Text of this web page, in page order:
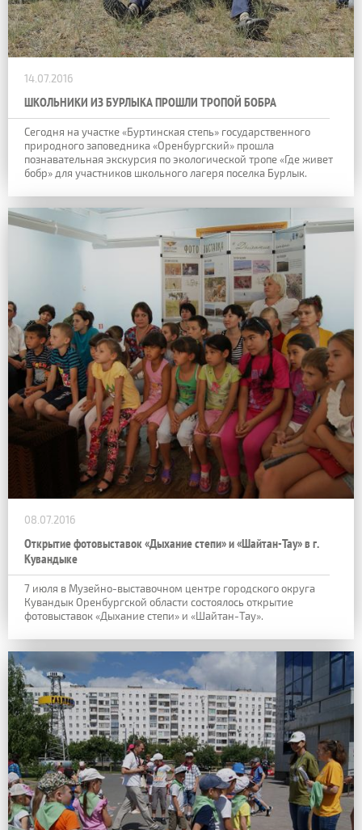
14.07.2016
ШКОЛЬНИКИ ИЗ БУРЛЫКА ПРОШЛИ ТРОПОЙ БОБРА
Сегодня на участке «Буртинская степь» государственного
природного заповедника «Оренбургский» прошла
познавательная экскурсия по экологической тропе «Где живет
бобр» для участников школьного лагеря поселка Бурлык.
08.07.2016
Открытие фотовыставок «Дыхание степи» и «Шайтан-Тау» в г.
Кувандыке
7 июля в Музейно-выставочном центре городского округа
Кувандык Оренбургской области состоялось открытие
фотовыставок «Дыхание степи» и «Шайтан-Тау».